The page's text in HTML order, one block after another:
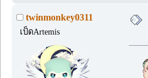
twinmonkey0311
เป็ดArtemis